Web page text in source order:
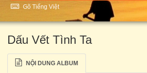
Gõ Tiếng Việt
Dấu Vết Tình Ta
NỘI DUNG ALBUM